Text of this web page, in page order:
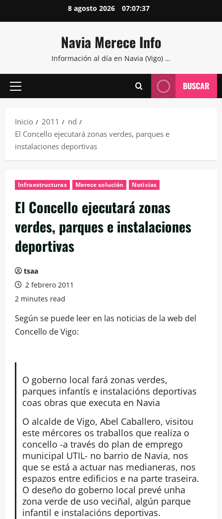
al
8 agosto 2026 07:07:38
Navia Merece Info
Información al día en Navia (Vigo) …
Menú
BUSCAR
Inicio 2011
nd
El Concello ejecutará zonas verdes, parques e
instalaciones deportivas
Infraestructuras Merece solución Noticias
El Concello ejecutará zonas
verdes, parques e instalaciones
deportivas
tsaa
2 febrero 2011
2 minutes read
Según se puede leer en las noticias de la web del
Concello de Vigo:
O goberno local fará zonas verdes,
parques infantís e instalacións deportivas
coas obras que executa en Navia
O alcalde de Vigo, Abel Caballero, visitou
este mércores os traballos que realiza o
concello -a través do plan de emprego
municipal UTIL- no barrio de Navia, nos
que se está a actuar nas medianeras, nos
espazos entre edificios e na parte traseira.
O deseño do goberno local prevé unha
zona verde de uso veciñal, algún parque
infantil e instalacións deportivas.